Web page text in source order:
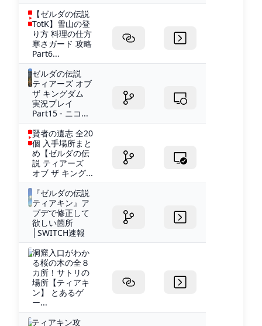
【ゼルダの伝説
TotK】雪山の登
り方 料理の仕方
寒さガード 攻略
Part6...
ゼルダの伝説
ティアーズ オブ
ザ キングダム
実況プレイ
Part15 - ニコ...
賢者の遺志 全20
個 入手場所まと
め【ゼルダの伝
説 ティアーズ
オブ ザ キング...
『ゼルダの伝説
ティアキン』ア
プデで修正して
欲しい箇所
│SWITCH速報
洞窟入口がわか
る桜の木の全８
カ所！サトリの
場所【ティアキ
ン】 とあるゲ
ー...
ティアキン攻